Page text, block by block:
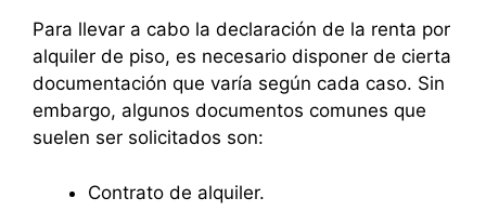
Para llevar a cabo la declaración de la renta por
alquiler de piso, es necesario disponer de cierta
documentación que varía según cada caso. Sin
embargo, algunos documentos comunes que
suelen ser solicitados son:
Contrato de alquiler.